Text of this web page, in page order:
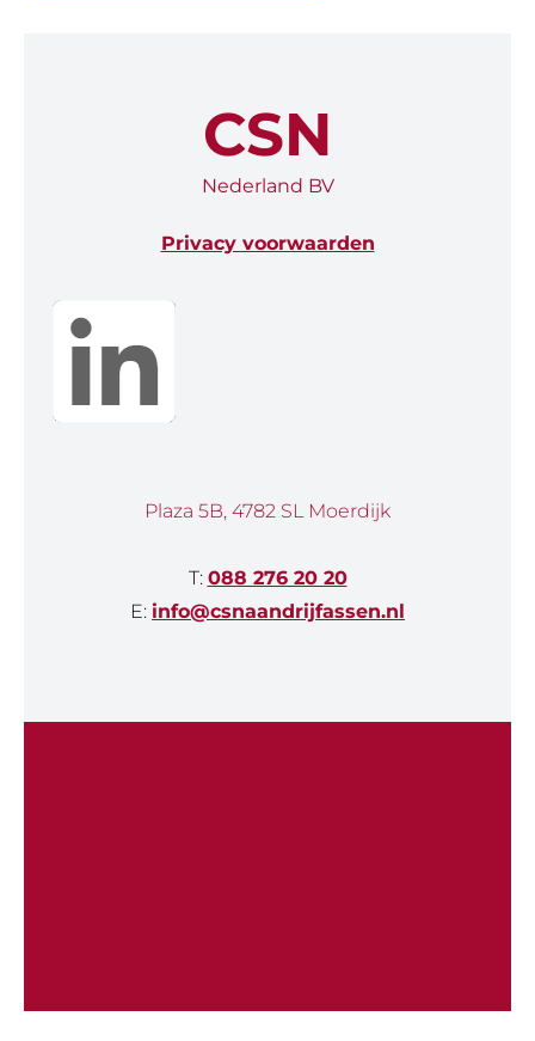
CSN
Nederland BV
Privacy voorwaarden
Plaza 5B, 4782 SL Moerdijk
T: 088 276 20 20
E: info@csnaandrijfassen.nl